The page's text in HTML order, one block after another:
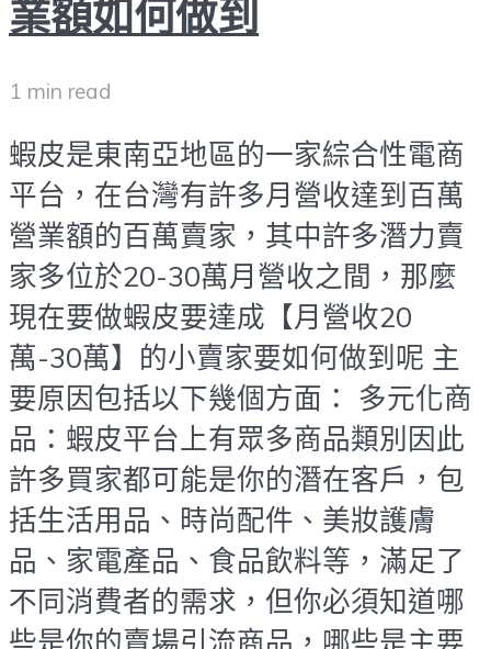
業額如何做到
1 min read
蝦皮是東南亞地區的一家綜合性電商
平台，在台灣有許多月營收達到百萬
營業額的百萬賣家，其中許多潛力賣
家多位於20-30萬月營收之間，那麼
現在要做蝦皮要達成【月營收20
萬-30萬】的小賣家要如何做到呢 主
要原因包括以下幾個方面： 多元化商
品：蝦皮平台上有眾多商品類別因此
許多買家都可能是你的潛在客戶，包
括生活用品、時尚配件、美妝護膚
品、家電產品、食品飲料等，滿足了
不同消費者的需求，但你必須知道哪
些是你的賣場引流商品，哪些是主要